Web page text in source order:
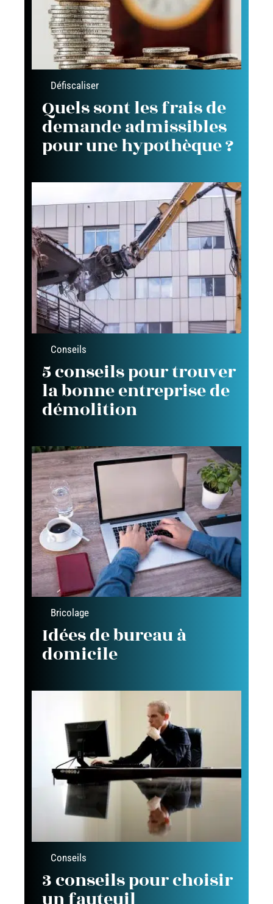
Défiscaliser
Quels sont les frais de
demande admissibles
pour une hypothèque ?
Conseils
5 conseils pour trouver
la bonne entreprise de
démolition
Bricolage
Idées de bureau à
domicile
Conseils
3 conseils pour choisir